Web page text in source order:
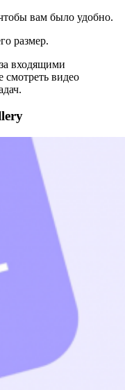
вам было удобно.
размер.
входящими
смотреть видео